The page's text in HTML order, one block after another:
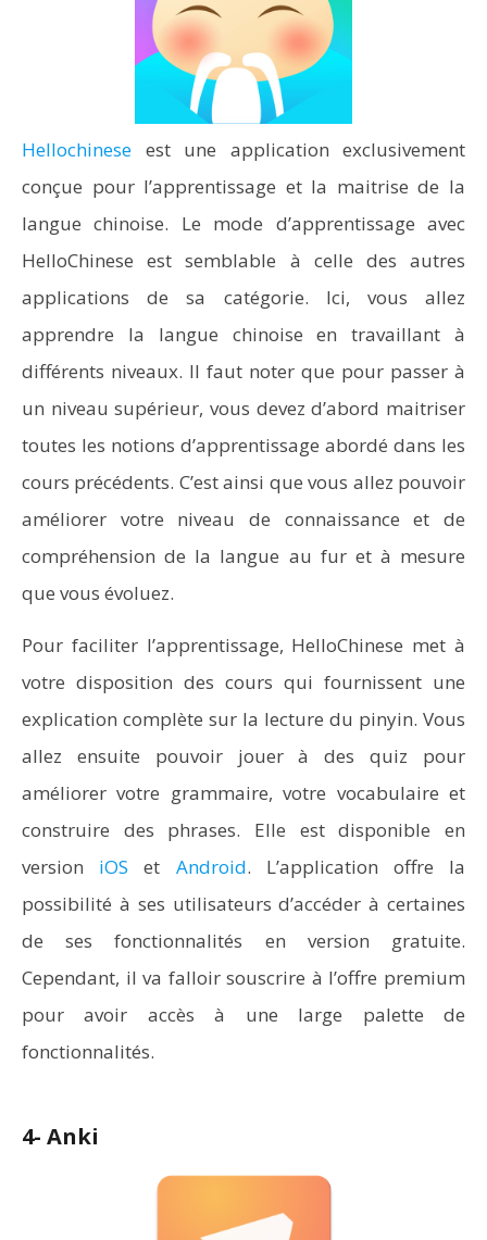
Hellochinese est une application exclusivement
conçue pour l’apprentissage et la maitrise de la
langue chinoise. Le mode d’apprentissage avec
HelloChinese est semblable à celle des autres
applications de sa catégorie. Ici, vous allez
apprendre la langue chinoise en travaillant à
différents niveaux. Il faut noter que pour passer à
un niveau supérieur, vous devez d’abord maitriser
toutes les notions d’apprentissage abordé dans les
cours précédents. C’est ainsi que vous allez pouvoir
améliorer votre niveau de connaissance et de
compréhension de la langue au fur et à mesure
que vous évoluez.
Pour faciliter l’apprentissage, HelloChinese met à
votre disposition des cours qui fournissent une
explication complète sur la lecture du pinyin. Vous
allez ensuite pouvoir jouer à des quiz pour
améliorer votre grammaire, votre vocabulaire et
construire des phrases. Elle est disponible en
version iOS et Android. L’application offre la
possibilité à ses utilisateurs d’accéder à certaines
de ses fonctionnalités en version gratuite.
Cependant, il va falloir souscrire à l’offre premium
pour avoir accès à une large palette de
fonctionnalités.
4- Anki